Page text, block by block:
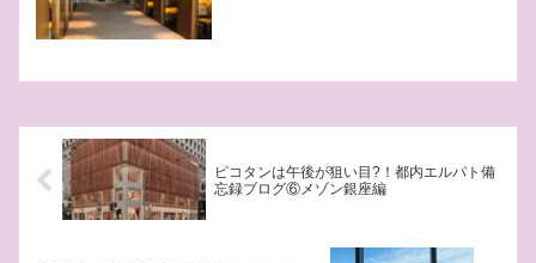
ピコタンは午後が狙い目?！都内エルパト備
忘録ブログ⑥メゾン銀座編